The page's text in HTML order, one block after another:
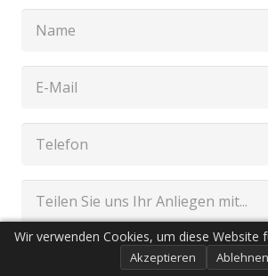
Wir verwenden Cookies, um diese Website
Akzeptieren Ablehnen